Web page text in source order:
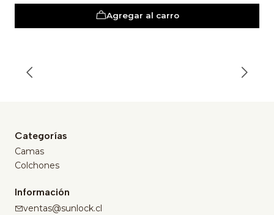
Agregar al carro
Categorías
Camas
Colchones
Información
ventas@sunlock.cl